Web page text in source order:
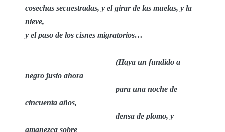
cosechas secuestradas, y el girar de las muelas, y la
nieve,
y el paso de los cisnes migratorios…
(Haya un fundido a
negro justo ahora
para una noche de
cincuenta años,
densa de plomo, y
amanezca sobre